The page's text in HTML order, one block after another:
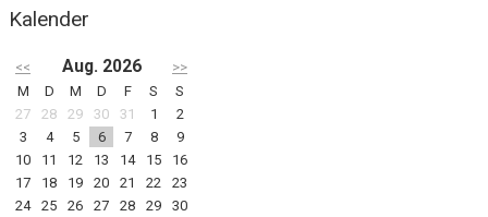
Kalender
<< Aug. 2026
>>
M
D M D F S
S
27
28 29 30 31 1
2
3
4 5 6 7 8
9
10
11 12 13 14 15
16
17
18 19 20 21 22
23
24
25 26 27 28 29 30